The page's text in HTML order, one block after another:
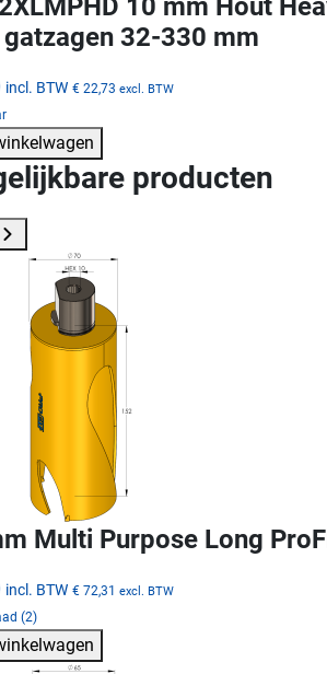
32-330 mm
incl. BTW € 22,73 excl. BTW
producten
Multi Purpose Long
incl. BTW € 72,31 excl. BTW
(2)